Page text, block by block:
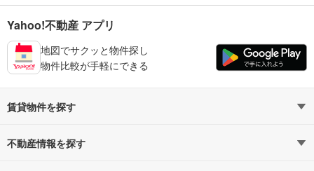
Yahoo!不動産 アプリ
地図でサクッと物件探し
物件比較が手軽にできる
賃貸物件を探す
路線・駅から探す
不動産情報を探す